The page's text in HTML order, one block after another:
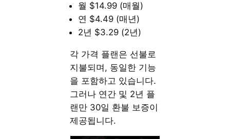
월 $14.99 (매월)
연 $4.49 (매년)
2년 $3.29 (2년)
각 가격 플랜은 선불로
지불되며, 동일한 기능
을 포함하고 있습니다.
그러나 연간 및 2년 플
랜만 30일 환불 보증이
제공됩니다.